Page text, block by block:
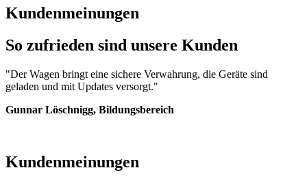
Kundenmeinungen
So zufrieden sind unsere Kunden
"Der Wagen bringt eine sichere Verwahrung, die Geräte sind
geladen und mit Updates versorgt."
Gunnar Löschnigg, Bildungsbereich
Kundenmeinungen